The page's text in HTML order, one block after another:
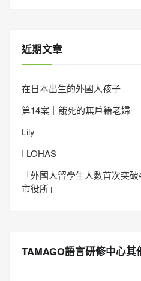
近期文章
在日本出生的外國人孩子
第14案｜餓死的無戶籍老婦
Lily
I LOHAS
「外國人留學生人數首次突
市役所」
TAMAGO語言研修中心其